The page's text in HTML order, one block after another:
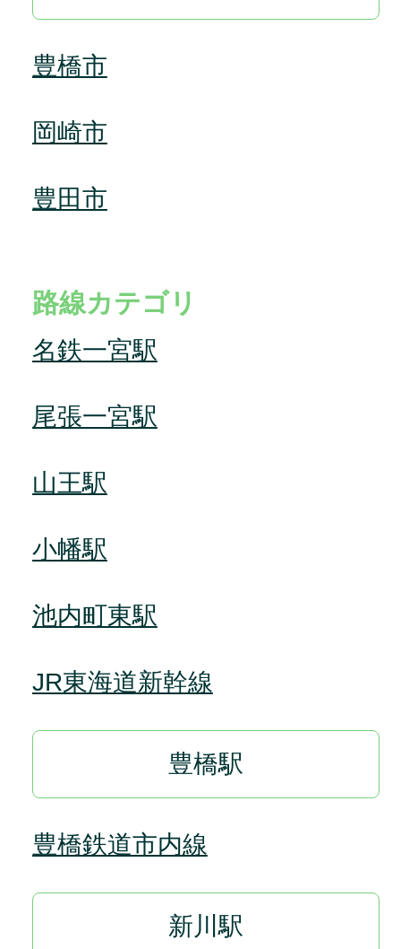
豊橋市
岡崎市
豊田市
路線カテゴリ
名鉄一宮駅
尾張一宮駅
山王駅
小幡駅
池内町東駅
JR東海道新幹線
豊橋駅
豊橋鉄道市内線
新川駅